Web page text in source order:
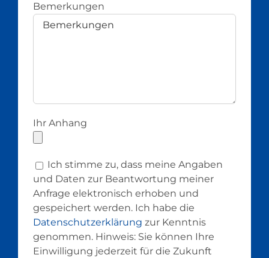
Bemerkungen
Ihr Anhang
Ich stimme zu, dass meine Angaben
und Daten zur Beantwortung meiner
Anfrage elektronisch erhoben und
gespeichert werden. Ich habe die
Datenschutzerklärung zur Kenntnis
genommen. Hinweis: Sie können Ihre
Einwilligung jederzeit für die Zukunft